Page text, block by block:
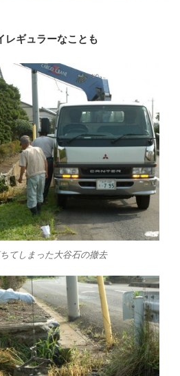
レギュラーなことも
てしまった大谷石の撤去